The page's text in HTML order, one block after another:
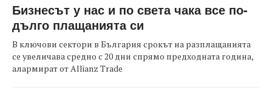
Бизнесът у нас и по света чака все по-
дълго плащанията си
В ключови сектори в България срокът на разплащанията
се увеличава средно с 20 дни спрямо предходната година,
алармират от Allianz Trade